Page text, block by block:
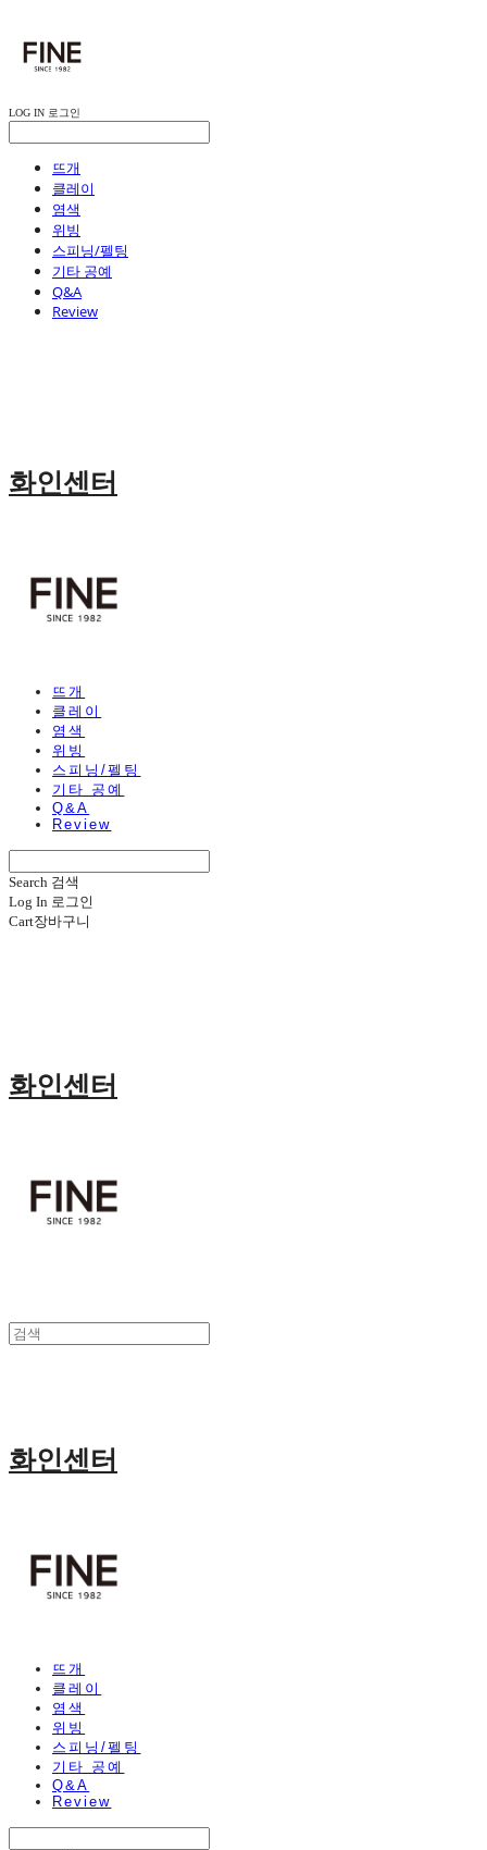
LOG IN 로그인
뜨개
클레이
염색
위빙
스피닝/펠팅
기타 공예
Q&A
Review
화인센터
뜨개
클레이
염색
위빙
스피닝/펠팅
기타 공예
Q&A
Review
Search 검색
Log In 로그인
Cart장바구니
화인센터
화인센터
뜨개
클레이
염색
위빙
스피닝/펠팅
기타 공예
Q&A
Review